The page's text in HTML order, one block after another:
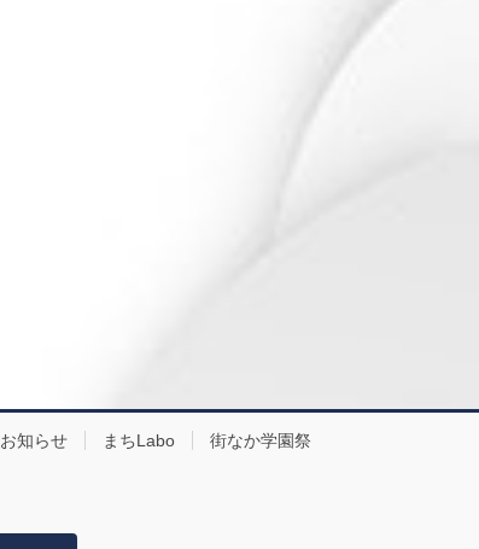
お知らせ まちLabo
街なか学園祭